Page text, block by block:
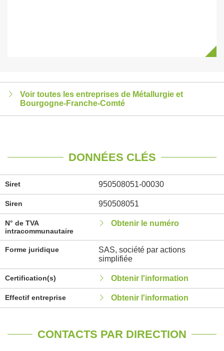
Voir toutes les entreprises de Métallurgie et
Bourgogne-Franche-Comté
DONNÉES CLÉS
Siret 950508051-00030
Siren 950508051
N° de TVA
intracommunautaire
Obtenir le numéro
Forme juridique
SAS, société par actions
simplifiée
Certification(s) Obtenir l'information
Effectif entreprise Obtenir l'information
CONTACTS PAR DIRECTION